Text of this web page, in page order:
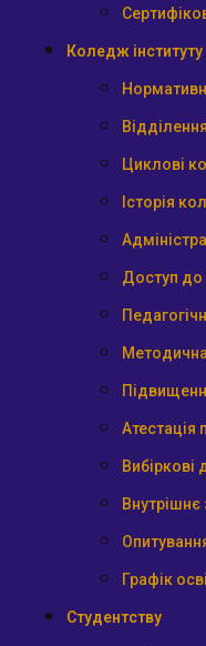
Коледж інституту
Циклові
Історія
Доступ до
Атестація
Вибіркові
Внутрішнє
Графік
Студентству